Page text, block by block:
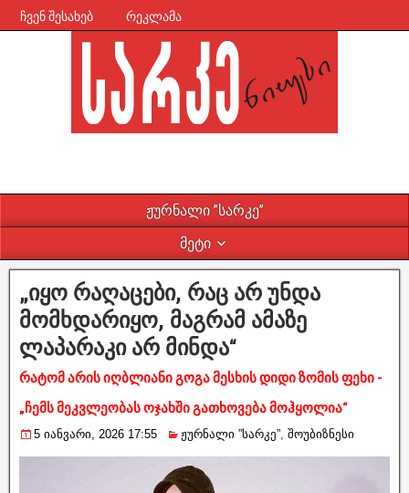
ჩვენ შესახებ რეკლამა
ჟურნალი ”სარკე”
მეტი
„იყო რაღაცები, რაც არ უნდა
მომხდარიყო, მაგრამ ამაზე
ლაპარაკი არ მინდა“
რატომ არის იღბლიანი გოგა მესხის დიდი ზომის ფეხი -
„ჩემს მეკვლეობას ოჯახში გათხოვება მოჰყოლია“
5 იანვარი, 2026 17:55 ჟურნალი ”სარკე”, შოუბიზნესი